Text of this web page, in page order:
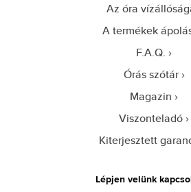
Az óra
A termékek
F.A.Q.
Órás szótár
Magazin
Viszonteladó
Kiterjesztett
Lépjen velünk